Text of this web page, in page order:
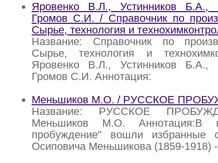
Яровенко В.Л., Устинников Б.А.,
Громов С.И. / Справочник по
Сырье, технология и
Название: Справочник по
Сырье, технология и
Яровенко В.Л., Устинников Б.А.,
Громов С.И. Аннотация:
Меньшиков М.О. / РУССКОЕ
Название: РУССКОЕ
Меньшиков М.О. Аннотация:В
пробуждение" вошли избранные
Осиповича Меньшикова (1859-1918) -